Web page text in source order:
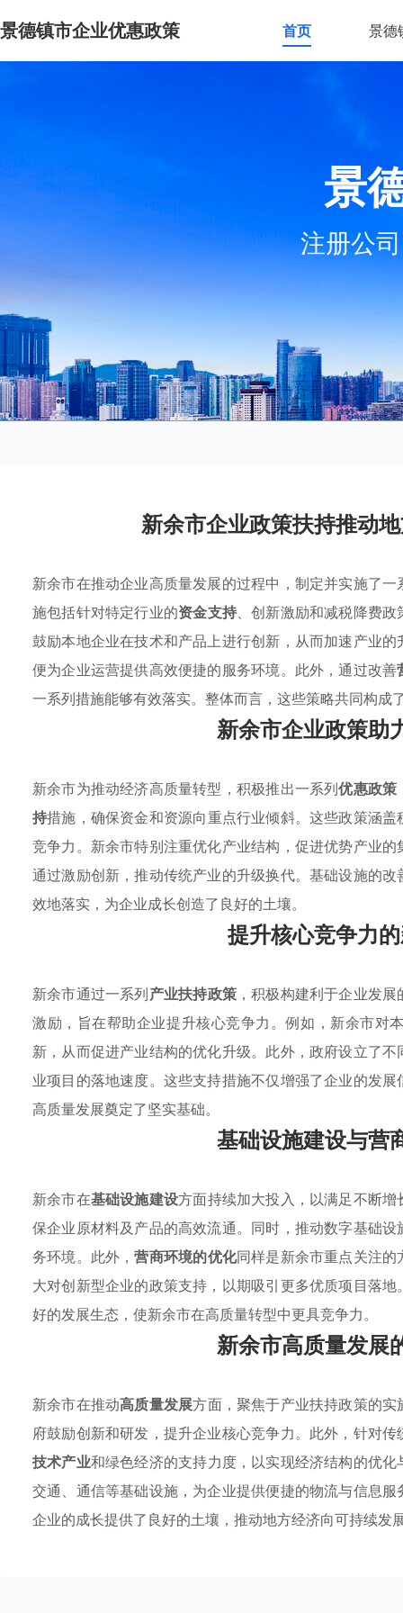
景德镇市企业优惠政策 首页 景德
景
注册公
新余市企业政策扶持推动
新余市在推动企业高质量发展的过程中，制定并实施了一
施包括针对特定行业的资金支持、创新激励和减税降费
鼓励本地企业在技术和产品上进行创新，从而加速产业
便为企业运营提供高效便捷的服务环境。此外，通过改善
一系列措施能够有效落实。整体而言，这些策略共同构成
新余市企业政策助
新余市为推动经济高质量转型，积极推出一系列优惠政策
持措施，确保资金和资源向重点行业倾斜。这些政策涵
竞争力。新余市特别注重优化产业结构，促进优势产业
通过激励创新，推动传统产业的升级换代。基础设施的
效地落实，为企业成长创造了良好的土壤。
提升核心竞争力
新余市通过一系列产业扶持政策，积极构建利于企业发
激励，旨在帮助企业提升核心竞争力。例如，新余市对
新，从而促进产业结构的优化升级。此外，政府设立了
业项目的落地速度。这些支持措施不仅增强了企业的发
高质量发展奠定了坚实基础。
基础设施建设与营
新余市在基础设施建设方面持续加大投入，以满足不断
保企业原材料及产品的高效流通。同时，推动数字基础
务环境。此外，营商环境的优化同样是新余市重点关注
大对创新型企业的政策支持，以期吸引更多优质项目落
好的发展生态，使新余市在高质量转型中更具竞争力。
新余市高质量发展
新余市在推动高质量发展方面，聚焦于产业扶持政策的
府鼓励创新和研发，提升企业核心竞争力。此外，针对
技术产业和绿色经济的支持力度，以实现经济结构的优
交通、通信等基础设施，为企业提供便捷的物流与信息
企业的成长提供了良好的土壤，推动地方经济向可持续发